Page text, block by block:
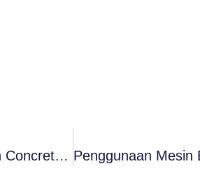
Praktik Teknologi Pengecoran Dengan Menggunakan Concrete Pump